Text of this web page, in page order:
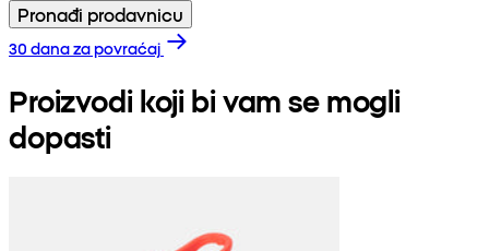
Pronađi prodavnicu
30 dana za povraćaj
Proizvodi koji bi vam se mogli
dopasti